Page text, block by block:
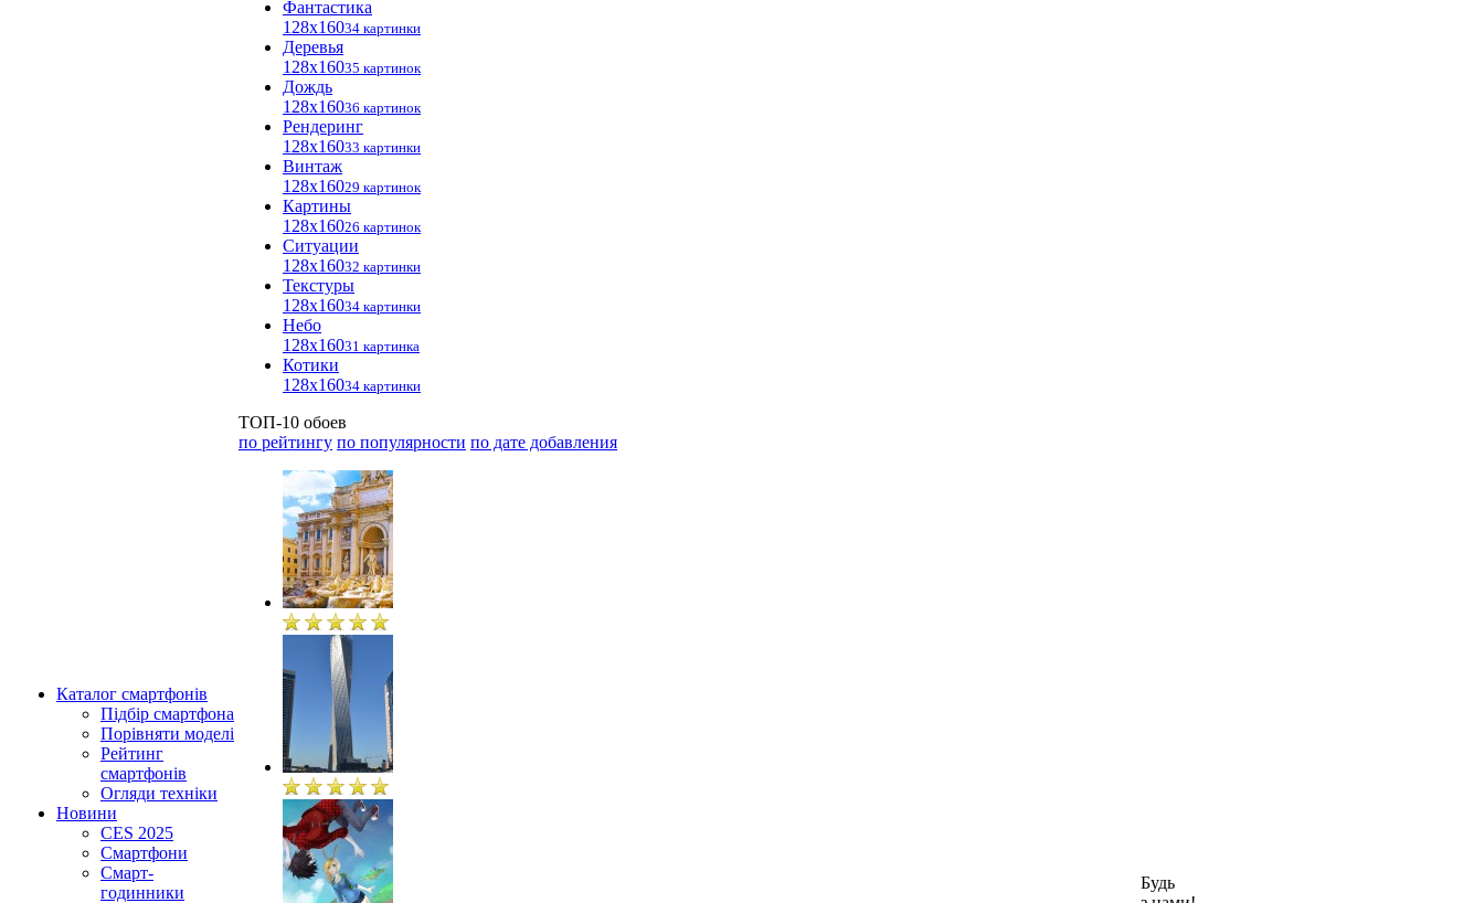
Каталог смартфонів
Підбір смартфона
Порівняти моделі
Рейтинг
смартфонів
Огляди техніки
Новини
CES 2025
Смартфони
Смарт-
годинники
Фантастика
128x16034 картинки
Деревья
128x16035 картинок
Дождь
128x16036 картинок
Рендеринг
128x16033 картинки
Винтаж
128x16029 картинок
Картины
128x16026 картинок
Ситуации
128x16032 картинки
Текстуры
128x16034 картинки
Небо
128x16031 картинка
Котики
128x16034 картинки
ТОП-10 обоев
по рейтингу по популярности по дате добавления
Будь